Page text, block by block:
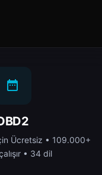
Ücretsiz • 109.000+
• 34 dil